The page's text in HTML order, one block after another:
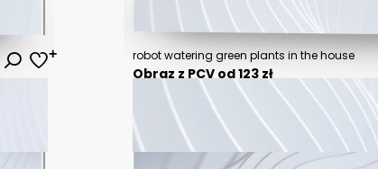
robot watering green plants in the house
Obraz z PCV od 123 zł